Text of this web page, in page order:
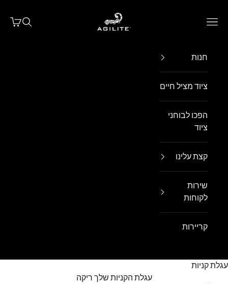
Agilite Israel
פתח תפריט ניווט פתחפתח
חנות
ציוד מציל חיים
הפכו לבוחני
ציוד
קצת עלינו
שירות
לקוחות
קריירות
עגלת קניות
עגלת הקניות שלך ריקה